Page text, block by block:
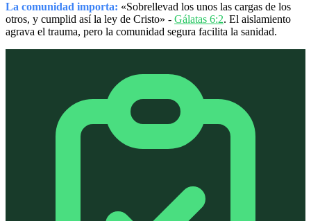
La comunidad importa: «Sobrellevad los unos las cargas de los
otros, y cumplid así la ley de Cristo» - Gálatas 6:2. El aislamiento
agrava el trauma, pero la comunidad segura facilita la sanidad.